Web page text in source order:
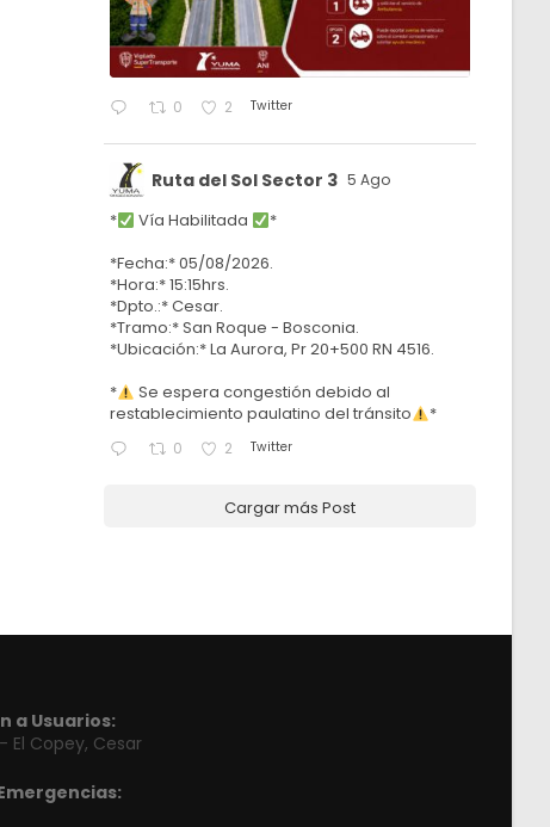
0 2 Twitter
Ruta del Sol Sector 3 5 Ago
* Vía Habilitada
*
*Fecha:* 05/08/2026.
*Hora:* 15:15hrs.
*Dpto.:* Cesar.
*Tramo:* San Roque - Bosconia.
*Ubicación:* La Aurora, Pr 20+500 RN 4516.
*
Se espera congestión debido al
restablecimiento paulatino del tránsito
*
0 2 Twitter
Cargar más Post
a Usuarios:
El Copey, Cesar